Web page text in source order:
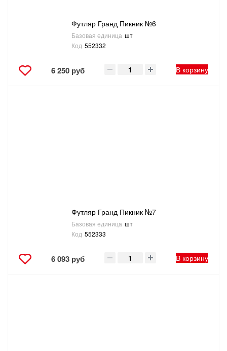
Футляр Гранд Пикник №6
Базовая единица шт
Код 552332
6 250 руб В корзину
Футляр Гранд Пикник №7
Базовая единица шт
Код 552333
6 093 руб В корзину